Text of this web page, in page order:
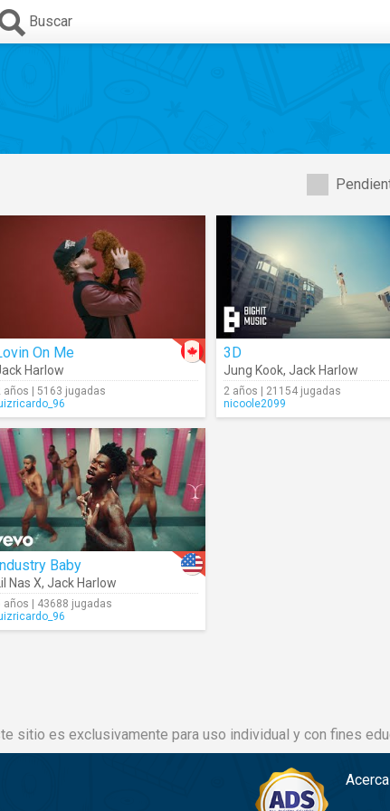
Buscar
On Me
Harlow
años | 5163 jugadas
3D
Jung Kook, Jack Harlow
2 años | 21154 jugadas
nicoole2099
Baby
Lil Nas X, Jack Harlow
años | 43688 jugadas
sitio es exclusivamente para uso individual y con fines
Acerca